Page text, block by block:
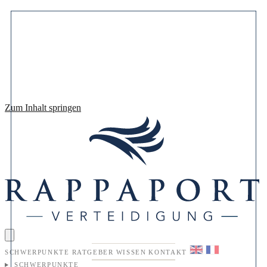
Zum Inhalt springen
SCHWERPUNKTE RATGEBER WISSEN KONTAKT
SCHWERPUNKTE